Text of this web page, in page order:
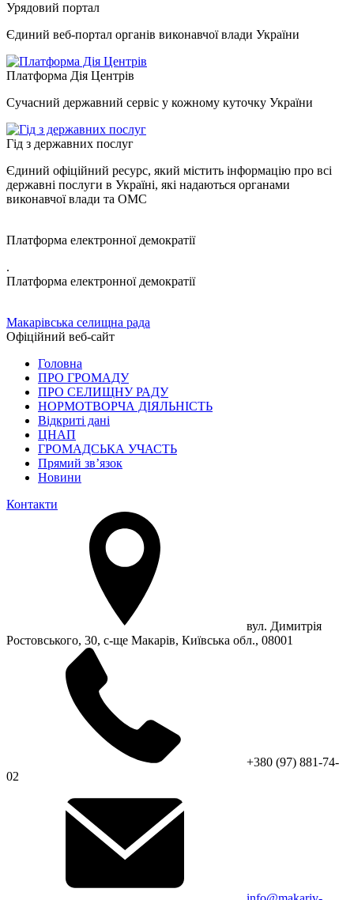
Урядовий портал
Єдиний веб-портал органів виконавчої влади України
Платформа Дія Центрів
Сучасний державний сервіс у кожному куточку України
Гід з державних послуг
Єдиний офіційний ресурс, який містить інформацію про всі
державні послуги в Україні, які надаються органами
виконавчої влади та ОМС
Платформа електронної демократії
.
Платформа електронної демократії
Макарівська селищна рада
Офіційний веб-сайт
Головна
ПРО ГРОМАДУ
ПРО СЕЛИЩНУ РАДУ
НОРМОТВОРЧА ДІЯЛЬНІСТЬ
Відкриті дані
ЦНАП
ГРОМАДСЬКА УЧАСТЬ
Прямий зв’язок
Новини
Контакти
вул. Димитрія
Ростовського, 30, с-ще Макарів, Київська обл., 08001
+380 (97) 881-74-
02